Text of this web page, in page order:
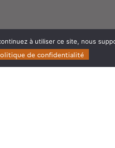
à utiliser ce site, nous
de confidentialité